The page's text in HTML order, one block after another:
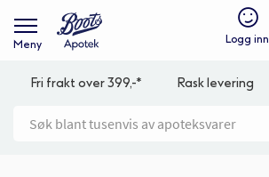
Meny Logg inn
Fri frakt over 399,-* Rask levering